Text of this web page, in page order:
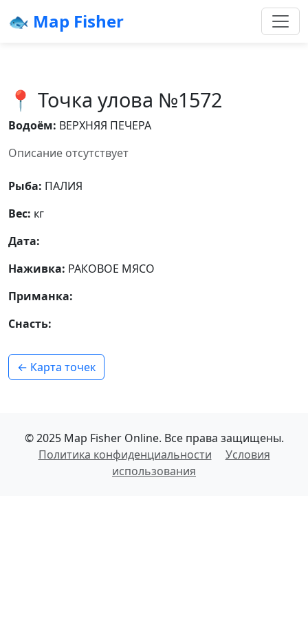
🐟 Map Fisher
📍 Точка улова №1572
Водоём: ВЕРХНЯЯ ПЕЧЕРА
Описание отсутствует
Рыба: ПАЛИЯ
Вес: кг
Дата:
Наживка: РАКОВОЕ МЯСО
Приманка:
Снасть:
← Карта точек
© 2025 Map Fisher Online. Все права защищены.
Политика конфиденциальности
Условия
использования